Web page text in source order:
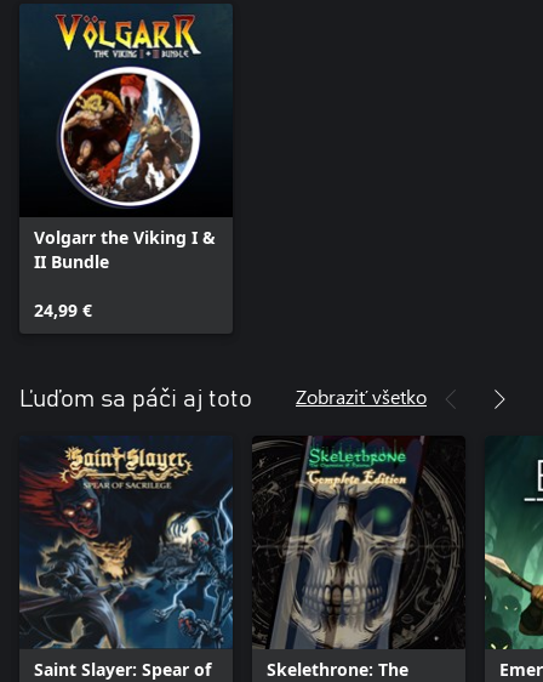
Volgarr the Viking I &
II Bundle
24,99 €
Ľuďom sa páči aj toto Zobraziť všetko
Saint Slayer: Spear of
Skelethrone: The